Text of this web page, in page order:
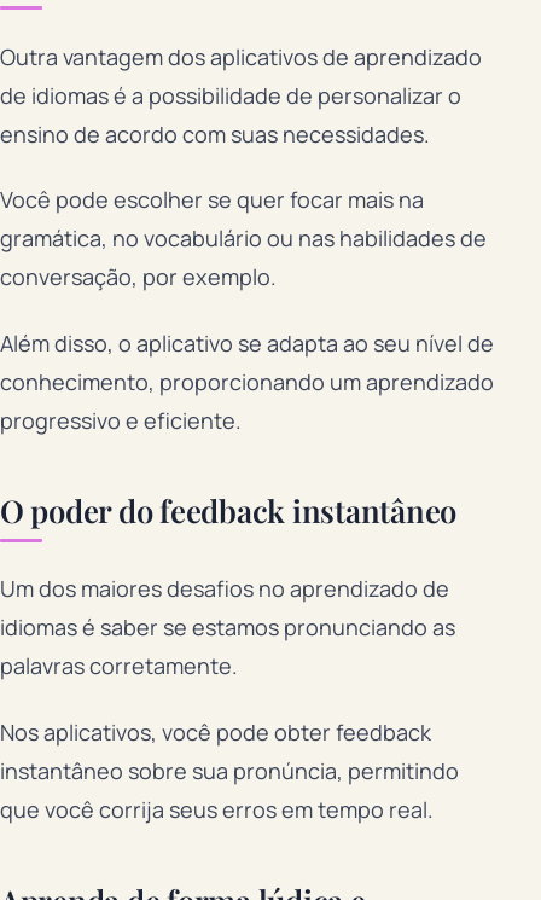
Outra vantagem dos aplicativos de aprendizado
de idiomas é a possibilidade de personalizar o
ensino de acordo com suas necessidades.
Você pode escolher se quer focar mais na
gramática, no vocabulário ou nas habilidades de
conversação, por exemplo.
Além disso, o aplicativo se adapta ao seu nível de
conhecimento, proporcionando um aprendizado
progressivo e eficiente.
O poder do feedback instantâneo
Um dos maiores desafios no aprendizado de
idiomas é saber se estamos pronunciando as
palavras corretamente.
Nos aplicativos, você pode obter feedback
instantâneo sobre sua pronúncia, permitindo
que você corrija seus erros em tempo real.